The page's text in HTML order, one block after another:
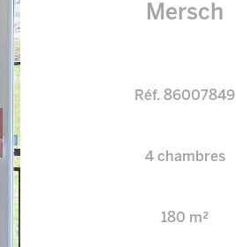
Mersch
Réf. 86007849
4 chambres
180 m²